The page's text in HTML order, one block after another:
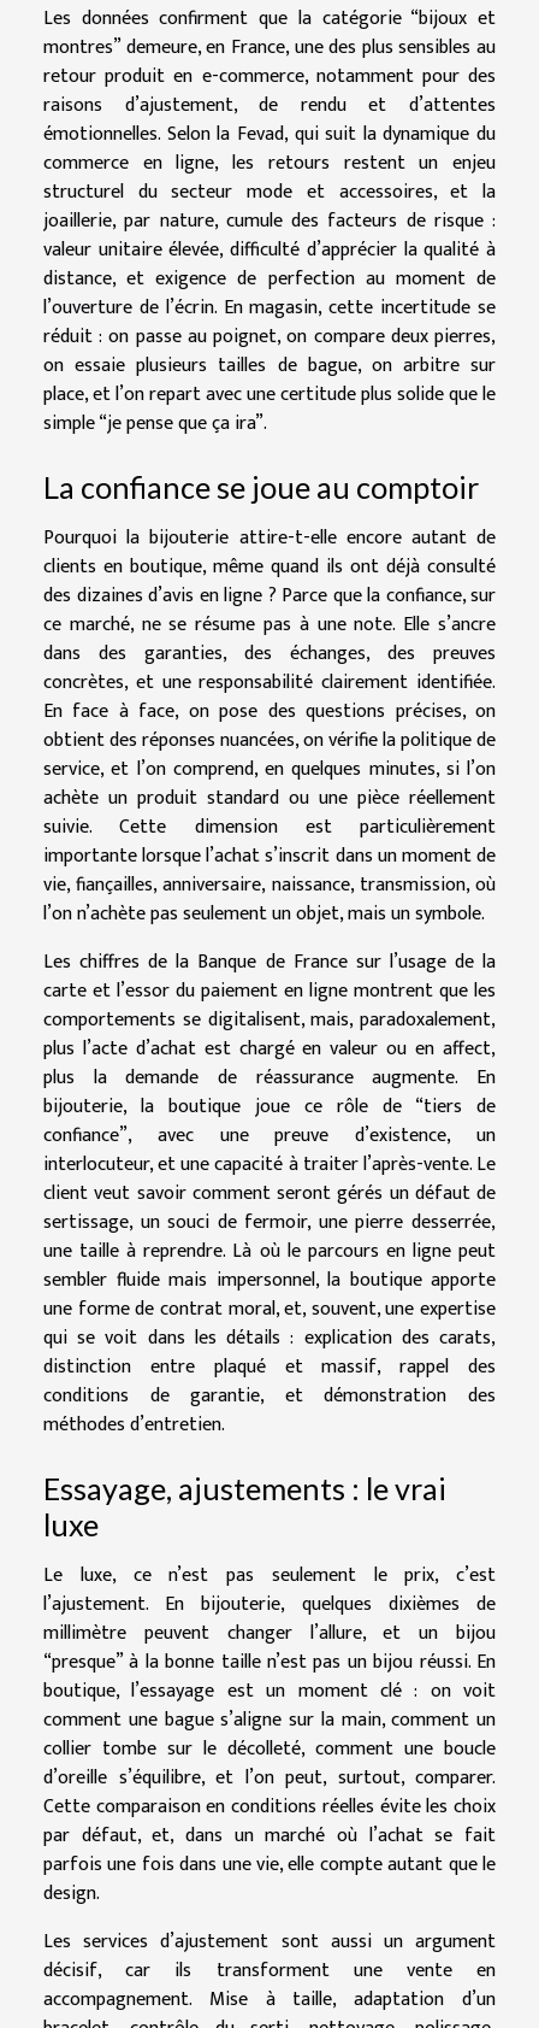
Les données confirment que la catégorie “bijoux et
montres” demeure, en France, une des plus sensibles au
retour produit en e-commerce, notamment pour des
raisons d’ajustement, de rendu et d’attentes
émotionnelles. Selon la Fevad, qui suit la dynamique du
commerce en ligne, les retours restent un enjeu
structurel du secteur mode et accessoires, et la
joaillerie, par nature, cumule des facteurs de risque :
valeur unitaire élevée, difficulté d’apprécier la qualité à
distance, et exigence de perfection au moment de
l’ouverture de l’écrin. En magasin, cette incertitude se
réduit : on passe au poignet, on compare deux pierres,
on essaie plusieurs tailles de bague, on arbitre sur
place, et l’on repart avec une certitude plus solide que le
simple “je pense que ça ira”.
La confiance se joue au comptoir
Pourquoi la bijouterie attire-t-elle encore autant de
clients en boutique, même quand ils ont déjà consulté
des dizaines d’avis en ligne ? Parce que la confiance, sur
ce marché, ne se résume pas à une note. Elle s’ancre
dans des garanties, des échanges, des preuves
concrètes, et une responsabilité clairement identifiée.
En face à face, on pose des questions précises, on
obtient des réponses nuancées, on vérifie la politique de
service, et l’on comprend, en quelques minutes, si l’on
achète un produit standard ou une pièce réellement
suivie. Cette dimension est particulièrement
importante lorsque l’achat s’inscrit dans un moment de
vie, fiançailles, anniversaire, naissance, transmission, où
l’on n’achète pas seulement un objet, mais un symbole.
Les chiffres de la Banque de France sur l’usage de la
carte et l’essor du paiement en ligne montrent que les
comportements se digitalisent, mais, paradoxalement,
plus l’acte d’achat est chargé en valeur ou en affect,
plus la demande de réassurance augmente. En
bijouterie, la boutique joue ce rôle de “tiers de
confiance”, avec une preuve d’existence, un
interlocuteur, et une capacité à traiter l’après-vente. Le
client veut savoir comment seront gérés un défaut de
sertissage, un souci de fermoir, une pierre desserrée,
une taille à reprendre. Là où le parcours en ligne peut
sembler fluide mais impersonnel, la boutique apporte
une forme de contrat moral, et, souvent, une expertise
qui se voit dans les détails : explication des carats,
distinction entre plaqué et massif, rappel des
conditions de garantie, et démonstration des
méthodes d’entretien.
Essayage, ajustements : le vrai
luxe
Le luxe, ce n’est pas seulement le prix, c’est
l’ajustement. En bijouterie, quelques dixièmes de
millimètre peuvent changer l’allure, et un bijou
“presque” à la bonne taille n’est pas un bijou réussi. En
boutique, l’essayage est un moment clé : on voit
comment une bague s’aligne sur la main, comment un
collier tombe sur le décolleté, comment une boucle
d’oreille s’équilibre, et l’on peut, surtout, comparer.
Cette comparaison en conditions réelles évite les choix
par défaut, et, dans un marché où l’achat se fait
parfois une fois dans une vie, elle compte autant que le
design.
Les services d’ajustement sont aussi un argument
décisif, car ils transforment une vente en
accompagnement. Mise à taille, adaptation d’un